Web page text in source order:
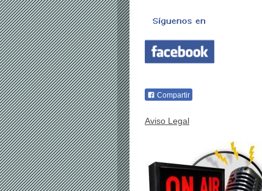
Compartir
Aviso Legal